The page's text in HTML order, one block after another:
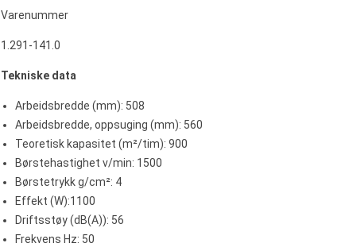
Varenummer
1.291-141.0
Tekniske data
Arbeidsbredde (mm): 508
Arbeidsbredde, oppsuging (mm): 560
Teoretisk kapasitet (m²/tim): 900
Børstehastighet v/min: 1500
Børstetrykk g/cm²: 4
Effekt (W):1100
Driftsstøy (dB(A)): 56
Frekvens Hz: 50